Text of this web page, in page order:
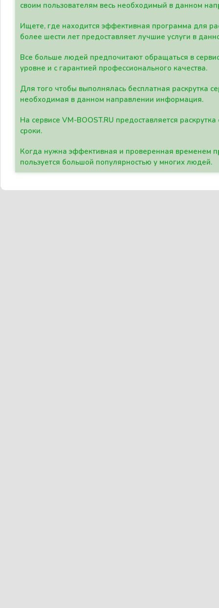
своим пользователям весь необходимый в данном
Ищете, где находится эффективная программа для
более шести лет предоставляет лучшие услуги в
Все больше людей предпочитают обращаться в
уровне и с гарантией профессионального качества.
Для того чтобы выполнялась бесплатная раскрутка
необходимая в данном направлении информация.
На сервисе VM-BOOST.RU предоставляется
сроки.
Когда нужна эффективная и проверенная временем
пользуется большой популярностью у многих людей.